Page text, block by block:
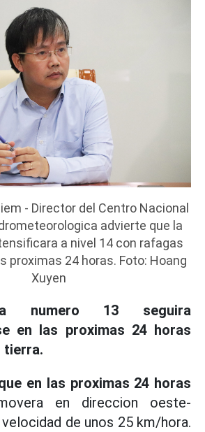
- Director del Centro Nacional
advierte que la
a nivel 14 con rafagas
proximas 24 horas. Foto: Hoang
Xuyen
numero 13 seguira
en las proximas 24 horas
tierra.
en las proximas 24 horas
en direccion oeste-
de unos 25 km/hora.